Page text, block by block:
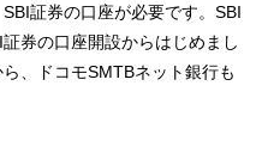
証券の口座が必要です。SBI
券の口座開設からはじめまし
、ドコモSMTBネット銀行も